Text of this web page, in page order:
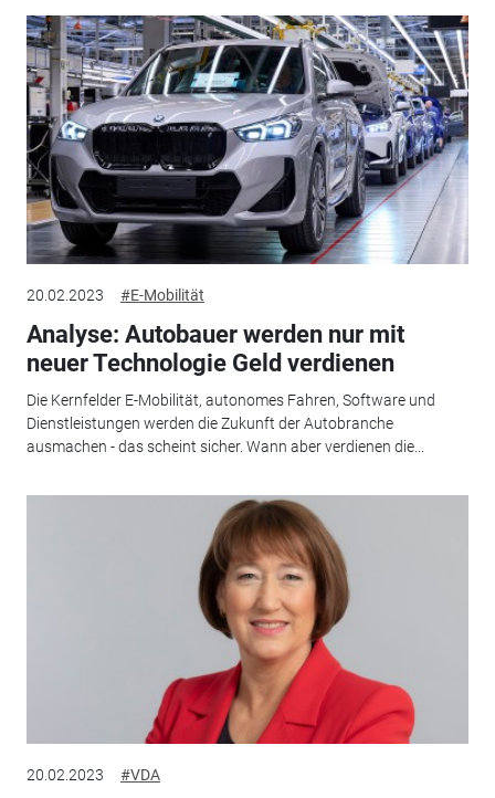
20.02.2023 #E-Mobilität
Analyse: Autobauer werden nur mit
neuer Technologie Geld verdienen
Die Kernfelder E-Mobilität, autonomes Fahren, Software und
Dienstleistungen werden die Zukunft der Autobranche
ausmachen - das scheint sicher. Wann aber verdienen die...
20.02.2023 #VDA